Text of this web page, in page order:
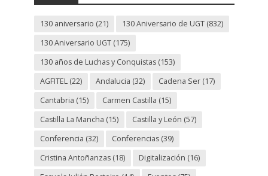
130 aniversario (21) 130 Aniversario de UGT(832)
130 Aniversario UGT(175)
130 años de Luchas y Conquistas(153)
AGFITEL(22) Andalucia (32) Cadena Ser(17)
Cantabria (15) Carmen Castilla (15)
Castilla La Mancha (15) Castilla y León (57)
Conferencia (32) Conferencias(39)
Cristina Antoñanzas(18) Digitalización (16)